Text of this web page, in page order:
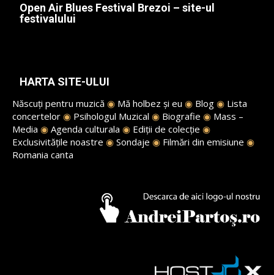
Open Air Blues Festival Brezoi – site-ul
festivalului
HARTA SITE-ULUI
Născuți pentru muzică ◉ Mă holbez și eu ◉ Blog ◉ Lista
concertelor ◉ Psihologul Muzical ◉ Biografie ◉ Mass –
Media ◉ Agenda culturala ◉ Ediții de colecție ◉
Exclusivitățile noastre ◉ Sondaje ◉ Filmări din emisiune ◉
Romania canta